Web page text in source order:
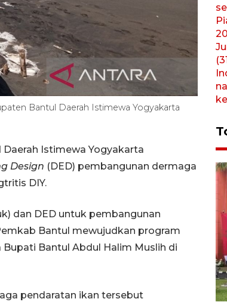
Bantul Daerah Istimewa Yogyakarta
Istimewa Yogyakarta
Design (DED) pembangunan dermaga
DIY.
dan DED untuk pembangunan
Bantul mewujudkan program
Bantul Abdul Halim Muslih di
pendaratan ikan tersebut